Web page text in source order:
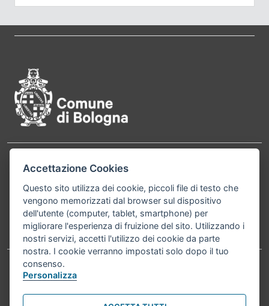
Contatti
Comune di Bologna, Piazza Maggiore, 6 - 40124
Bologna P.Iva 01232710374 Cod. IBAN: IT 88 R
02008 02435 000020067156
Telefono:051203040
Accessibilità Carta dei valori
Informativa sul trattamento dei dati personali Note legali
Accettazione Cookies
Questo sito utilizza dei cookie, piccoli file di testo che
vengono memorizzati dal browser sul dispositivo
dell'utente (computer, tablet, smartphone) per
migliorare l'esperienza di fruizione del sito. Utilizzando i
nostri servizi, accetti l'utilizzo dei cookie da parte
nostra. I cookie verranno impostati solo dopo il tuo
consenso.
Personalizza